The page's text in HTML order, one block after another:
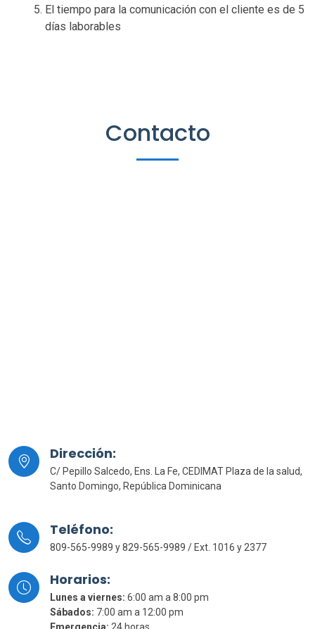
El tiempo para la comunicación con el cliente es de 5
días laborables
Contacto
Dirección:
C/ Pepillo Salcedo, Ens. La Fe, CEDIMAT Plaza de la salud,
Santo Domingo, República Dominicana
Teléfono:
809-565-9989 y 829-565-9989 / Ext. 1016 y 2377
Horarios:
Lunes a viernes: 6:00 am a 8:00 pm
Sábados: 7:00 am a 12:00 pm